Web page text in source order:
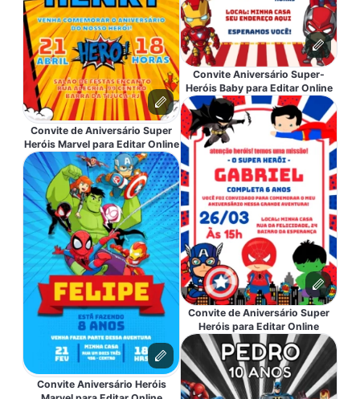
Convite de Aniversário Super
Heróis Marvel para Editar Online
Convite Aniversário Heróis
Convite Aniversário Super-
Heróis Baby para Editar Online
Convite de Aniversário Super
Heróis para Editar Online